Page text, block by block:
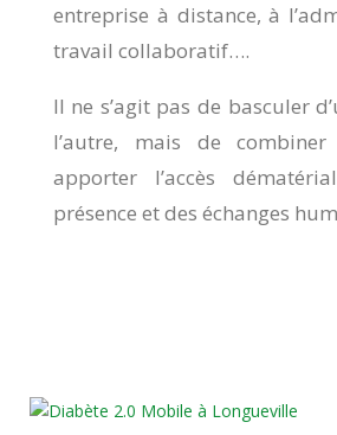
entreprise à distance, à
travail collaboratif….
Il ne s’agit pas de basculer
l’autre, mais de
apporter l’accès
présence et des échanges